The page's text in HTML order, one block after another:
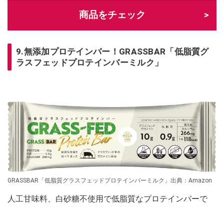
商品をチェック
9.無添加プロテインバー！GRASSBAR「低脂質グ
ラスフェッドプロテインバーミルク」
GRASSBAR「低脂質グラスフェッドプロテインバーミルク」出典：Amazon
人工甘味料、白砂糖不使用で低脂質なプロテインバーで